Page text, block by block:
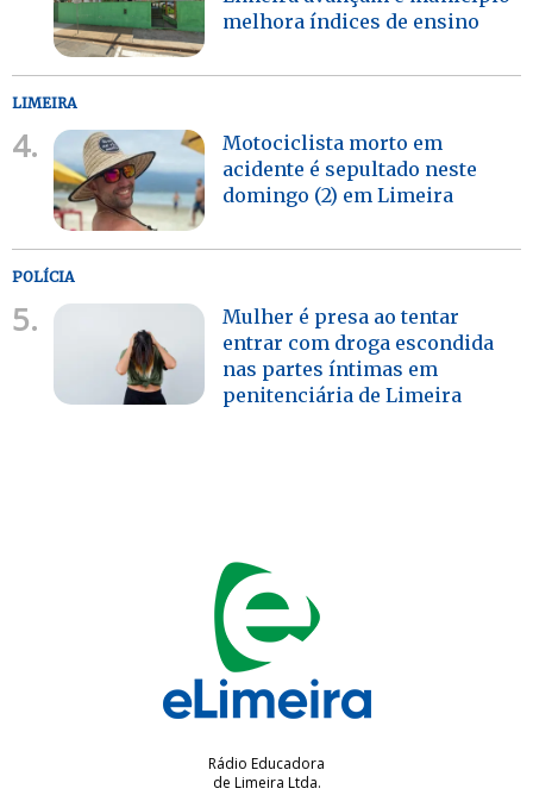
melhora índices de ensino
LIMEIRA
4.
Motociclista morto em
acidente é sepultado neste
domingo (2) em Limeira
POLÍCIA
5.
Mulher é presa ao tentar
entrar com droga escondida
nas partes íntimas em
penitenciária de Limeira
Rádio Educadora
de Limeira Ltda.